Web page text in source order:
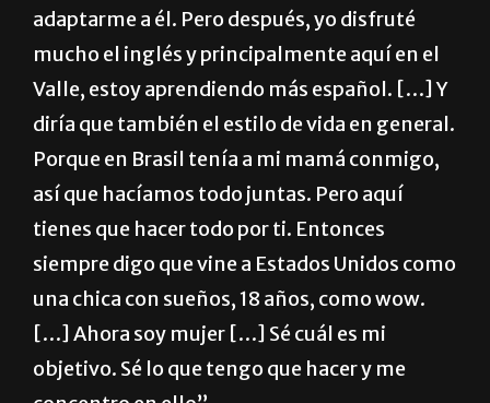
adaptarme a él. Pero después, yo disfruté
mucho el inglés y principalmente aquí en el
Valle, estoy aprendiendo más español. […] Y
diría que también el estilo de vida en general.
Porque en Brasil tenía a mi mamá conmigo,
así que hacíamos todo juntas. Pero aquí
tienes que hacer todo por ti. Entonces
siempre digo que vine a Estados Unidos como
una chica con sueños, 18 años, como wow.
[…] Ahora soy mujer […] Sé cuál es mi
objetivo. Sé lo que tengo que hacer y me